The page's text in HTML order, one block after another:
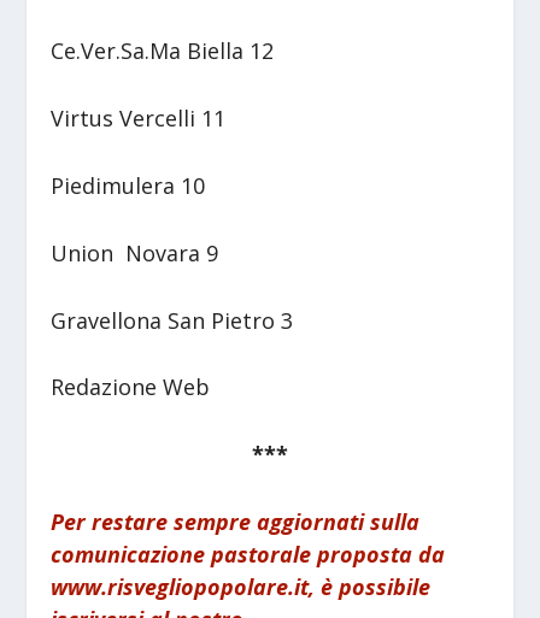
Ce.Ver.Sa.Ma Biella 12
Virtus Vercelli 11
Piedimulera 10
Union Novara 9
Gravellona San Pietro 3
Redazione Web
***
Per restare sempre aggiornati sulla
comunicazione pastorale proposta da
www.risvegliopopolare.it, è possibile